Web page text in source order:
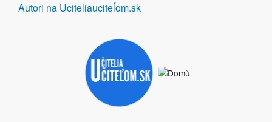
Autori na Uciteliauciteĺom.sk